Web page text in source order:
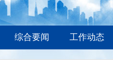
综合要闻 工作动态